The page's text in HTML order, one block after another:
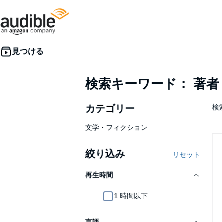
検索キーワード： 著者
カテゴリー
文学・フィクション
絞り込み リセット
再生時間
1 時間以下
検